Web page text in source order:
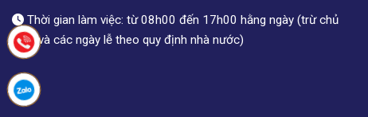
Thời gian làm việc: từ 08h00 đến 17h00 hằng ngày (trừ chủ
nhật và các ngày lễ theo quy định nhà nước)